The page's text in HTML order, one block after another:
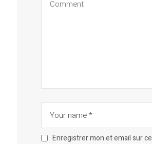
Enregistrer mon et email sur